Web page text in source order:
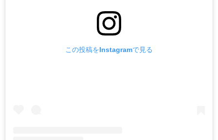
この投稿をInstagramで見る